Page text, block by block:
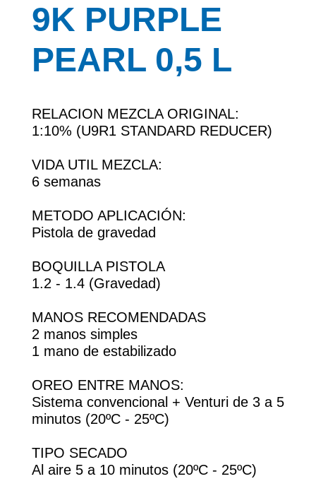
9K PURPLE
PEARL 0,5 L
RELACION MEZCLA ORIGINAL:
1:10% (U9R1 STANDARD REDUCER)
VIDA UTIL MEZCLA:
6 semanas
METODO APLICACIÓN:
Pistola de gravedad
BOQUILLA PISTOLA
1.2 - 1.4 (Gravedad)
MANOS RECOMENDADAS
2 manos simples
1 mano de estabilizado
OREO ENTRE MANOS:
Sistema convencional + Venturi de 3 a 5
minutos (20ºC - 25ºC)
TIPO SECADO
Al aire 5 a 10 minutos (20ºC - 25ºC)